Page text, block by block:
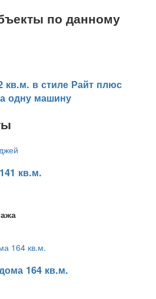
по данному
кв.м. в стиле Райт плюс
одну машину
кв.м.
164 кв.м.